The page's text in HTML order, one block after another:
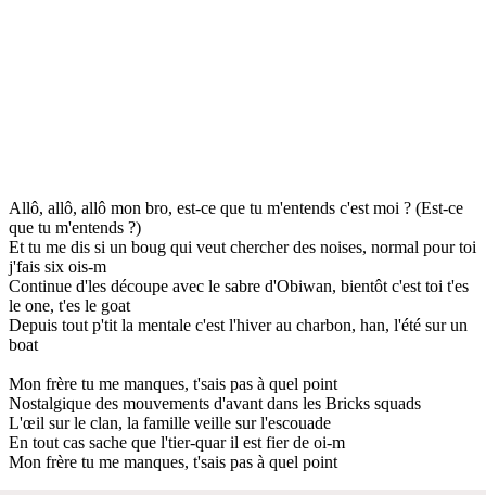
Allô, allô, allô mon bro, est-ce que tu m'entends c'est moi ? (Est-ce
que tu m'entends ?)
Et tu me dis si un boug qui veut chercher des noises, normal pour toi
j'fais six ois-m
Continue d'les découpe avec le sabre d'Obiwan, bientôt c'est toi t'es
le one, t'es le goat
Depuis tout p'tit la mentale c'est l'hiver au charbon, han, l'été sur un
boat
Mon frère tu me manques, t'sais pas à quel point
Nostalgique des mouvements d'avant dans les Bricks squads
L'œil sur le clan, la famille veille sur l'escouade
En tout cas sache que l'tier-quar il est fier de oi-m
Mon frère tu me manques, t'sais pas à quel point